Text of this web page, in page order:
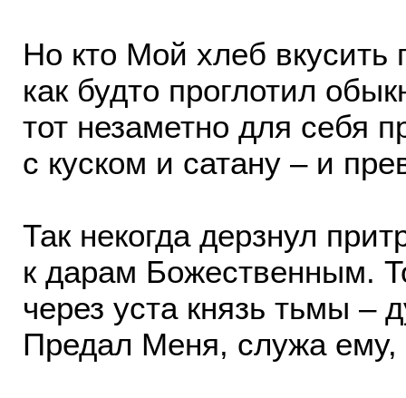
Но кто Мой хлеб вкусить
как будто проглотил
тот незаметно для себя
с куском и сатану – и
Так некогда дерзнул
к дарам Божественным.
через уста князь тьмы –
Предал Меня, служа